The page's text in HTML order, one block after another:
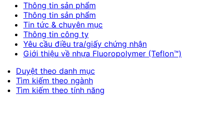
Thông tin sản phẩm
Thông tin sản phẩm
Tin tức & chuyên mục
Thông tin công ty
Yêu cầu điều tra/giấy chứng nhận
Giới thiệu về nhựa Fluoropolymer (Teflon™)
Duyệt theo danh mục
Tìm kiếm theo ngành
Tìm kiếm theo tính năng